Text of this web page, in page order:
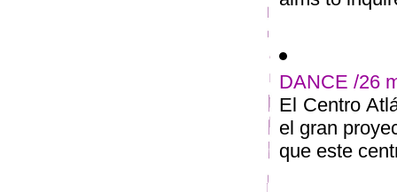
DANCE /26
El Centro
el gran
que este